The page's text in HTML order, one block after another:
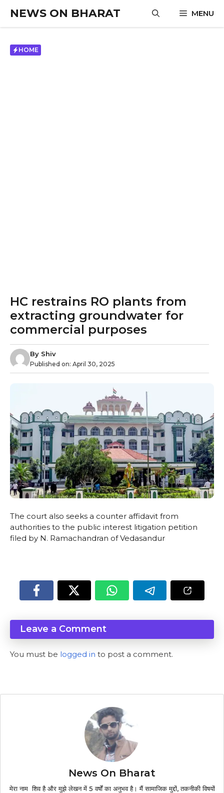
content
NEWS ON BHARAT MENU
HOME
HC restrains RO plants from
extracting groundwater for
commercial purposes
By Shiv
Published on: April 30, 2025
The court also seeks a counter affidavit from
authorities to the public interest litigation petition
filed by N. Ramachandran of Vedasandur
Leave a Comment
You must be logged in to post a comment.
News On Bharat
मेरा नाम शिव है और मुझे लेखन में 5 वर्षों का अनुभव है। मैं सामाजिक मुद्दों, तकनीकी विषयों